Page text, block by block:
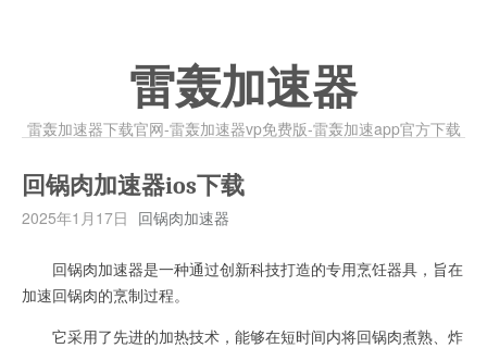
雷轰加速器
雷轰加速器下载官网-雷轰加速器vp免费版-雷轰加速app官方下载
回锅肉加速器ios下载
2025年1月17日 回锅肉加速器
回锅肉加速器是一种通过创新科技打造的专用烹饪器具，旨在
加速回锅肉的烹制过程。
它采用了先进的加热技术，能够在短时间内将回锅肉煮熟、炸